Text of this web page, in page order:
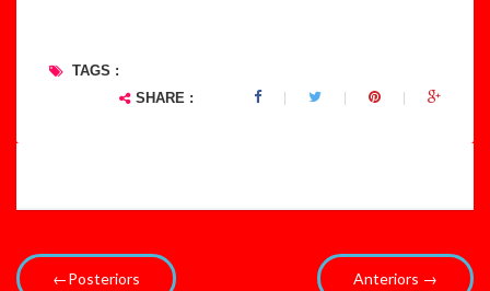
TAGS :
SHARE :
←Posteriors Anteriors →